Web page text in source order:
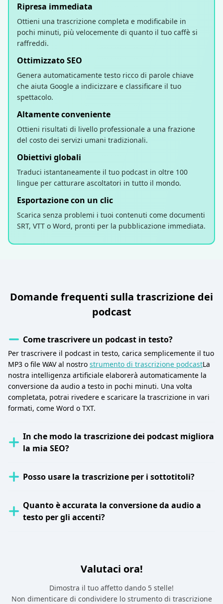
Ripresa immediata
Ottieni una trascrizione completa e modificabile in
pochi minuti, più velocemente di quanto il tuo caffè si
raffreddi.
Ottimizzato SEO
Genera automaticamente testo ricco di parole chiave
che aiuta Google a indicizzare e classificare il tuo
spettacolo.
Altamente conveniente
Ottieni risultati di livello professionale a una frazione
del costo dei servizi umani tradizionali.
Obiettivi globali
Traduci istantaneamente il tuo podcast in oltre 100
lingue per catturare ascoltatori in tutto il mondo.
Esportazione con un clic
Scarica senza problemi i tuoi contenuti come documenti
SRT, VTT o Word, pronti per la pubblicazione immediata.
Domande frequenti sulla trascrizione dei
podcast
Come trascrivere un podcast in testo?
Per trascrivere il podcast in testo, carica semplicemente il tuo
MP3 o file WAV al nostro strumento di trascrizione podcastLa
nostra intelligenza artificiale elaborerà automaticamente la
conversione da audio a testo in pochi minuti. Una volta
completata, potrai rivedere e scaricare la trascrizione in vari
formati, come Word o TXT.
In che modo la trascrizione dei podcast migliora
la mia SEO?
Posso usare la trascrizione per i sottotitoli?
Quanto è accurata la conversione da audio a
testo per gli accenti?
Valutaci ora!
Dimostra il tuo affetto dando 5 stelle!
Non dimenticare di condividere lo strumento di trascrizione